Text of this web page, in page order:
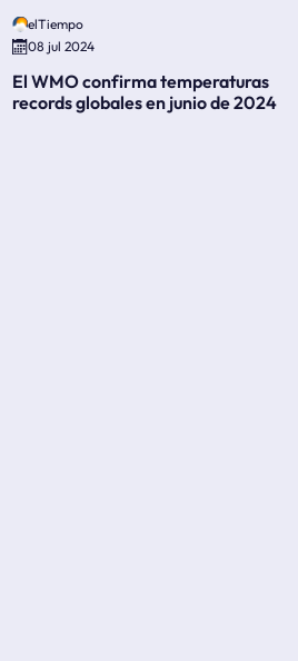
elTiempo
08 jul 2024
El WMO confirma temperaturas
records globales en junio de 2024